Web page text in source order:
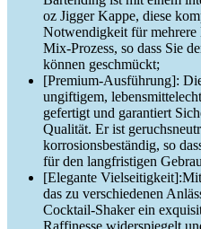
oz Jigger Kappe, diese
Notwendigkeit für
Mix-Prozess, so dass Sie
können geschmückt;
[Premium-Ausführung]:
ungiftigem,
gefertigt und garantiert
Qualität. Er ist
korrosionsbeständig, so
für den langfristigen
[Elegante
das zu verschiedenen
Cocktail-Shaker ein
Raffinesse widerspiegelt